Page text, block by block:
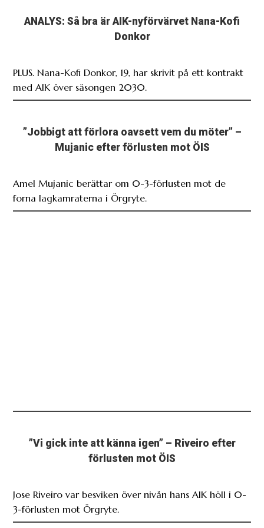
ANALYS: Så bra är AIK-nyförvärvet Nana-Kofi
Donkor
PLUS. Nana-Kofi Donkor, 19, har skrivit på ett kontrakt
med AIK över säsongen 2030.
”Jobbigt att förlora oavsett vem du möter” –
Mujanic efter förlusten mot ÖIS
Amel Mujanic berättar om 0-3-förlusten mot de
forna lagkamraterna i Örgryte.
”Vi gick inte att känna igen” – Riveiro efter
förlusten mot ÖIS
Jose Riveiro var besviken över nivån hans AIK höll i 0-
3-förlusten mot Örgryte.